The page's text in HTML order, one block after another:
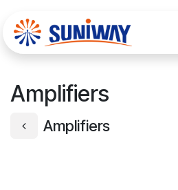
Amplifiers
Amplifiers